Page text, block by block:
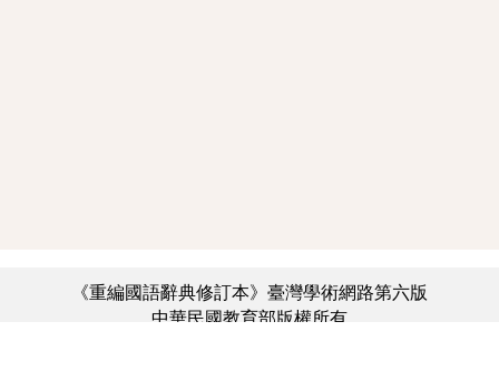
《重編國語辭典修訂本》臺灣學術網路第六版
中華民國教育部版權所有